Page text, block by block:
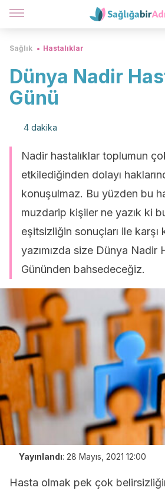
Sağlık Hastalıklar
Dünya Nadir
Günü
4 dakika
Nadir hastalıklar toplumun
etkilediğinden dolayı
konuşulmaz. Bu yüzden bu
muzdarip kişiler ne yazık ki
eşitsizliğin sonuçları ile karşı
yazımızda size Dünya Nadir
Gününden bahsedeceğiz.
Yayınlandı: 28 Mayıs, 2021 12:00
Hasta olmak pek çok